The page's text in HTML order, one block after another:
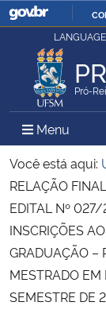
Ministério da Justiça e
Ministério da Defesa
Ministério das
Ministério da Economia
Ministério da
Pró-
Menu
Você está aqui:
RELAÇÃO
EDITAL Nº 027/
INSCRIÇÕES
GRADUAÇÃO –
MESTRADO EM
SEMESTRE DE